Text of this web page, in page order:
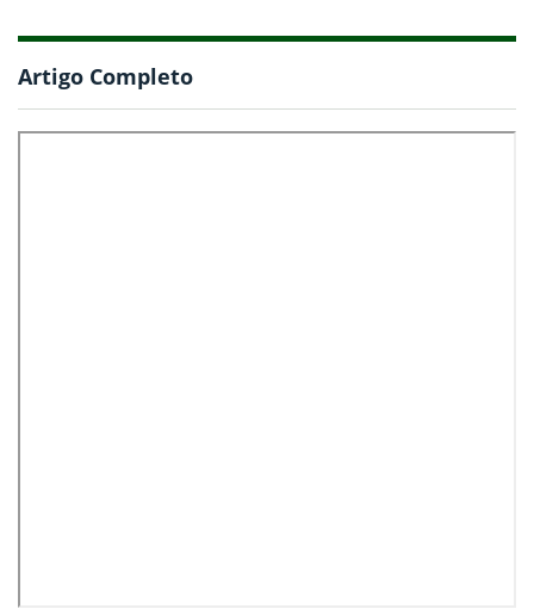
Artigo Completo